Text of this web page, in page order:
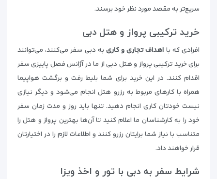
سریع‌تر به مقصد مورد نظر خود برسند.
خرید ترکیبی پرواز و هتل دبی
افرادی که با اهداف تجاری و کاری به دبی سفر می‌کنند، می‌توانند
برای خرید ترکیبی پرواز و هتل دبی از ما در آژانس فصل پاییزی سفر
اقدام کنند. در این خرید برای شما بلیط رفت و برگشت هواپیما
همراه با کارهای مربوط به رزرو هتل انجام می‌شود و دیگر نیازی
نیست خودتان کاری انجام دهید. تنها باید روز و مدت زمان سفر
خود را به کارشناسان ما اعلام کنید تا آن‌ها بهترین پرواز و هتل را
متناسب با نیاز شما برایتان رزرو کنند و اطلاعات لازم را در اختیارتان
قرار خواهند داد.
شرایط سفر به دبی با تور و اخذ ویزا